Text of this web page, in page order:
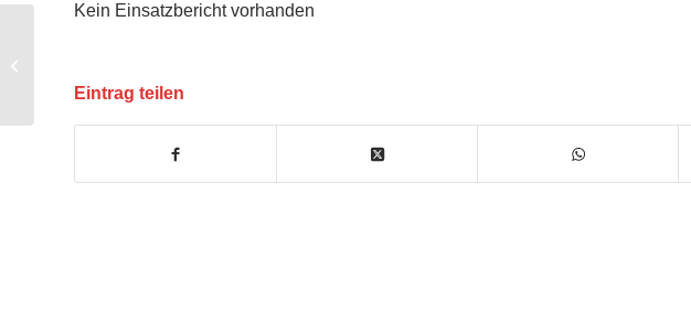
Kein Einsatzbericht vorhanden
Eintrag teilen